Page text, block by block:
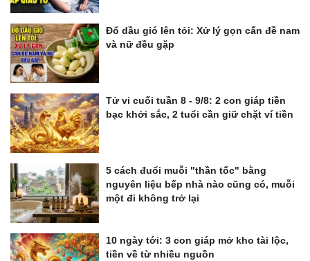
Đổ dầu gió lên tỏi: Xử lý gọn cấn đề nam
và nữ đều gặp
Tử vi cuối tuần 8 - 9/8: 2 con giáp tiền
bạc khởi sắc, 2 tuổi cần giữ chặt ví tiền
5 cách đuổi muỗi "thần tốc" bằng
nguyên liệu bếp nhà nào cũng có, muỗi
một đi không trở lại
10 ngày tới: 3 con giáp mở kho tài lộc,
tiền về từ nhiều nguồn